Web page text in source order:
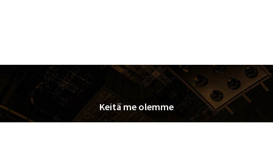
FOOTER
Keitä me olemme